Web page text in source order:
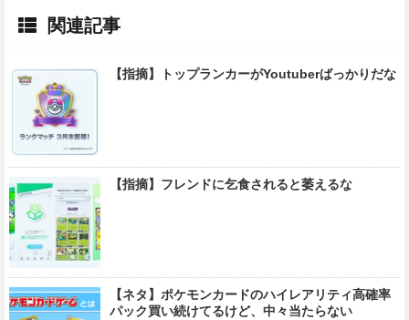
関連記事
【指摘】トップランカーがYoutuberばっかりだな
【指摘】フレンドに乞食されると萎えるな
【ネタ】ポケモンカードのハイレアリティ高確率
パック買い続けてるけど、中々当たらない